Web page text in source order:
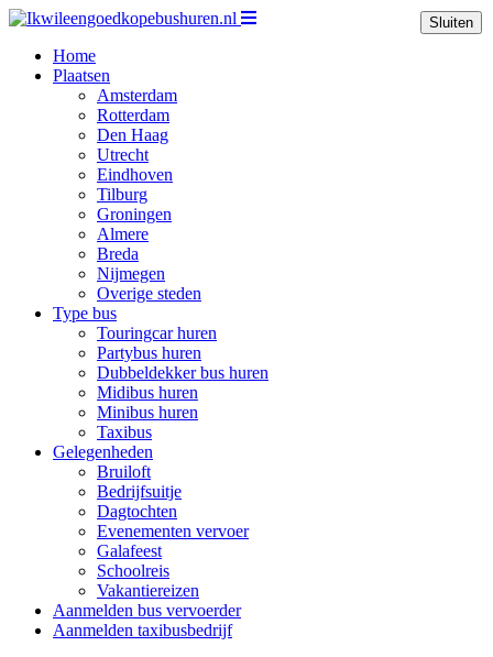
Home
Plaatsen
Amsterdam
Rotterdam
Den Haag
Utrecht
Eindhoven
Tilburg
Groningen
Almere
Breda
Nijmegen
Overige steden
Type bus
Touringcar huren
Partybus huren
Dubbeldekker bus huren
Midibus huren
Minibus huren
Taxibus
Gelegenheden
Bruiloft
Bedrijfsuitje
Dagtochten
Evenementen vervoer
Galafeest
Schoolreis
Vakantiereizen
Aanmelden bus vervoerder
Aanmelden taxibusbedrijf
Sluiten